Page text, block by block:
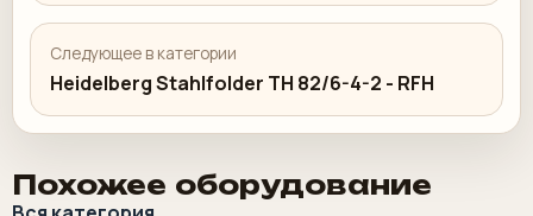
Следующее в категории
Heidelberg Stahlfolder TH 82/6-4-2 - RFH
Похожее оборудование